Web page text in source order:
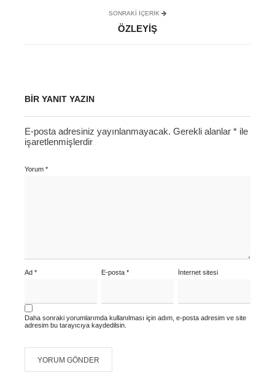
SONRAKI IÇERIK
ÖZLEYIŞ
BIR YANIT YAZIN
E-posta adresiniz yayınlanmayacak. Gerekli alanlar * ile
işaretlenmişlerdir
Yorum *
Ad * E-posta* İnternet sitesi
Daha sonraki yorumlarımda kullanılması için adım, e-posta adresim ve site
adresim bu tarayıcıya kaydedilsin.